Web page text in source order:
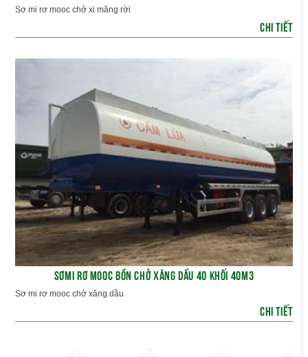
Sơ mi rơ mooc chở xi măng rời
CHI TIẾT
SƠMI RƠ MOOC BỒN CHỞ XĂNG DẦU 40 KHỐI 40M3
Sơ mi rơ mooc chở xăng dầu
CHI TIẾT